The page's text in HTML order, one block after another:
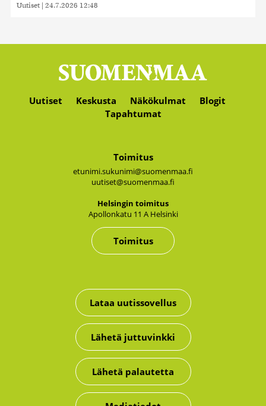
Uutiset | 24.7.2026 12:48
Uutiset Keskusta Näkökulmat
Blogit
Tapahtumat
Toimitus
etunimi.sukunimi@suomenmaa.fi
uutiset@suomenmaa.fi
Hel­sin­gin toi­mi­tus
Apol­lon­ka­tu 11 A Hel­sin­ki
Toimitus
Lataa uutissovellus
Lähetä juttuvinkki
Lähetä palautetta